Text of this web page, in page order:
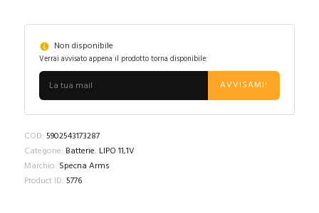
Non disponibile
Verrai avvisato appena il prodotto torna disponibile:
AVVISAMI!
COD: 5902543173287
Categorie: Batterie, LIPO 11,1V
Marchio: Specna Arms
Product ID: 5776